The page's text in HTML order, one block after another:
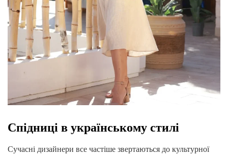
Спідниці в українському стилі
Сучасні дизайнери все частіше звертаються до культурної